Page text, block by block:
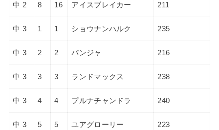
中 2 8 16 アイスブレイカー 211
中 3 1 1 ショウナンハルク 235
中 3 2 2 パンジャ 216
中 3 3 3 ランドマックス 238
中 3 4 4 プルナチャンドラ 240
中 3 5 5 ユアグローリー 223